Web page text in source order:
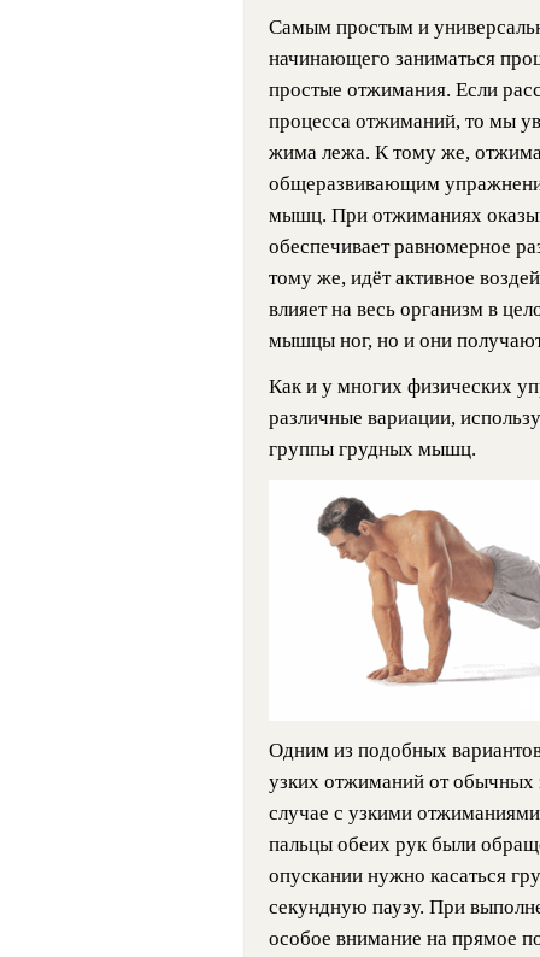
Самым простым и
начинающего заниматься
простые отжимания. Если
процесса отжиманий, то мы
жима лежа. К тому же,
общеразвивающим
мышц. При отжиманиях
обеспечивает равномерное
тому же, идёт активное
влияет на весь организм в
мышцы ног, но и они
Как и у многих физических
различные вариации,
группы грудных мышц.
Одним из подобных
узких отжиманий от обычных
случае с узкими
пальцы обеих рук были
опускании нужно касаться
секундную паузу. При
особое внимание на прямое